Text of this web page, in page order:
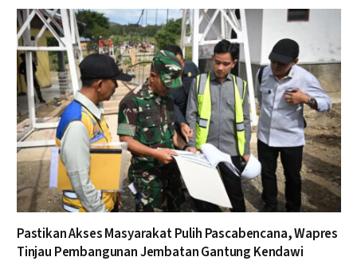
Pastikan Akses Masyarakat Pulih Pascabencana, Wapres
Tinjau Pembangunan Jembatan Gantung Kendawi